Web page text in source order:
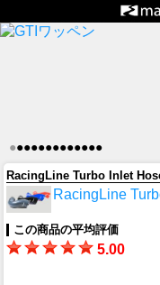
●●●●●●●●●●●●●
RacingLine Turbo Inlet
RacingLine
この商品の平均評価
5.00